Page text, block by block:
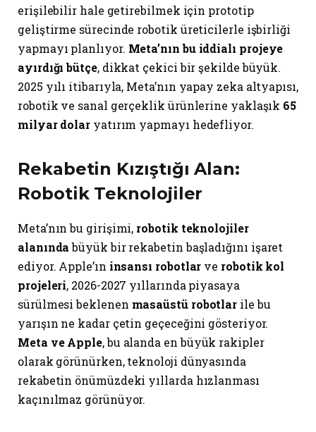
erişilebilir hale getirebilmek için prototip
geliştirme sürecinde robotik üreticilerle işbirliği
yapmayı planlıyor. Meta’nın bu iddialı projeye
ayırdığı bütçe, dikkat çekici bir şekilde büyük.
2025 yılı itibarıyla, Meta’nın yapay zeka altyapısı,
robotik ve sanal gerçeklik ürünlerine yaklaşık 65
milyar dolar yatırım yapmayı hedefliyor.
Rekabetin Kızıştığı Alan:
Robotik Teknolojiler
Meta’nın bu girişimi, robotik teknolojiler
alanındabüyük bir rekabetin başladığını işaret
ediyor. Apple’ın insansı robotlar ve robotik kol
projeleri, 2026-2027 yıllarında piyasaya
sürülmesi beklenen masaüstü robotlar ile bu
yarışın ne kadar çetin geçeceğini gösteriyor.
Meta ve Apple, bu alanda en büyük rakipler
olarak görünürken, teknoloji dünyasında
rekabetin önümüzdeki yıllarda hızlanması
kaçınılmaz görünüyor.